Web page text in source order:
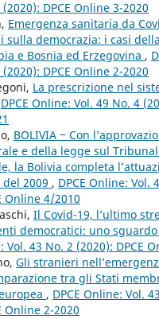
DPCE Online 3-2020
Emergenza sanitaria da
sulla democrazia: i casi
e Bosnia ed Erzegovina ,
DPCE Online 2-2020
La prescrizione nel
DPCE Online: Vol. 49 No. 4
BOLIVIA ‒ Con
e della legge sul
la Bolivia completa
2009 , DPCE Online: Vol.
Online 4/2010
Il Covid-19, l’ultimo
democratici: uno
Vol. 43 No. 2 (2020): DPCE
Gli stranieri
tra gli Stati
, DPCE Online: Vol.
Online 2-2020